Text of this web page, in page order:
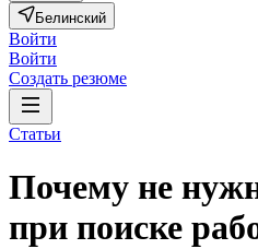
Белинский
Войти
Войти
Создать резюме
Статьи
Почему не
при поиске